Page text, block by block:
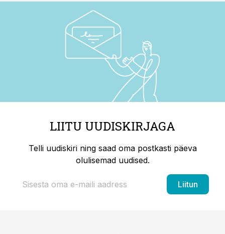
LIITU UUDISKIRJAGA
Telli uudiskiri ning saad oma postkasti päeva
olulisemad uudised.
Liitun